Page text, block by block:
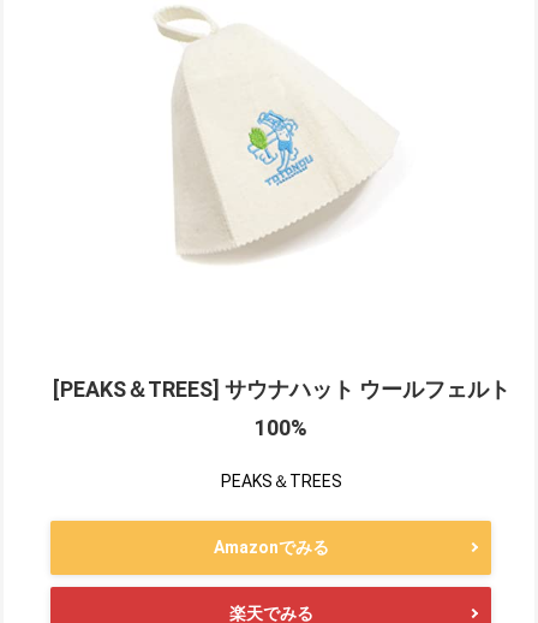
[PEAKS＆TREES] サウナハット ウールフェルト
100%
PEAKS＆TREES
Amazonでみる
楽天でみる